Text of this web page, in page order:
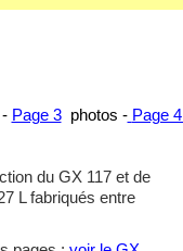
Page 3photos - Page 4
du GX 117 et de
L fabriqués entre